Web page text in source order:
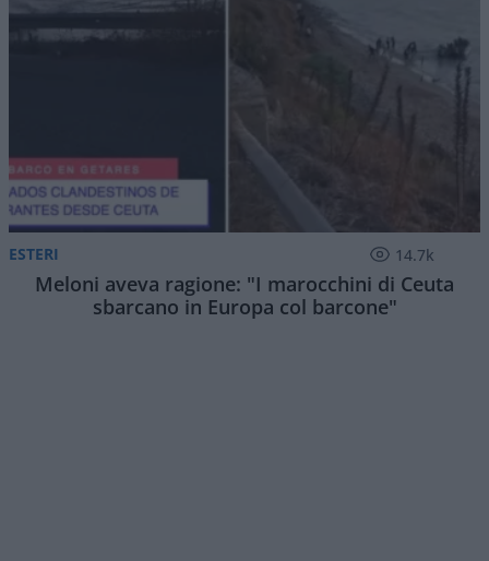
ESTERI 14.7k
Meloni aveva ragione: "I marocchini di Ceuta
sbarcano in Europa col barcone"